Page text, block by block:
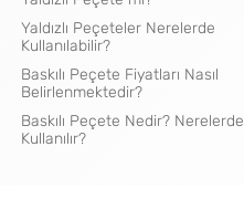
Yaldızlı Peçeteler Nerelerde
Kullanılabilir?
Baskılı Peçete Fiyatları Nasıl
Belirlenmektedir?
Baskılı Peçete Nedir? Nerelerde
Kullanılır?